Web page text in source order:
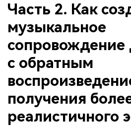
Часть 2. Как
музыкальное
сопровождение
с обратным
получения
реалистичного